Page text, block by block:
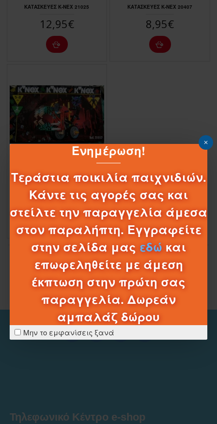
Ενημέρωση!
Τεράστια ποικιλία παιχνιδιών.
Κάντε τις αγορές σας και
στείλτε την παραγγελία άμεσα
στον παραλήπτη. Εγγραφείτε
στην σελίδα μας εδώ και
επωφεληθείτε με άμεση
έκπτωση στην πρώτη σας
παραγγελία. Δωρεάν
αμπαλάζ δώρου
Μην το εμφανίσεις ξανά
ΚΑΤΑΣΚΕΥΕΣ Κ-ΝΕΧ 21025
12,95€
ΚΑΤΑΣΚΕΥΕΣ Κ-ΝΕΧ 20407
8,95€
ΚΑΤΑΣΚΕΥΕΣ K-NEX 21017
16,95€
Έφτασες στο τέλος της λίστας
Τηλεφωνικό Κέντρο e-shop